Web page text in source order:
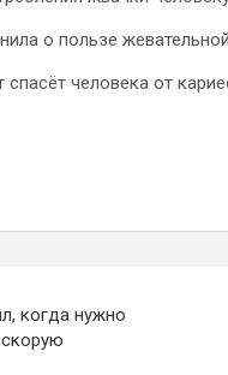
о пользе
человека от
когда нужно